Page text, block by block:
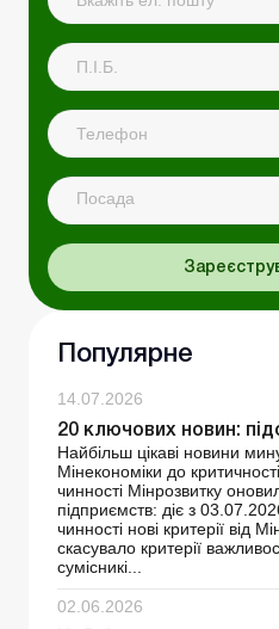
Посада
Популярне
14.07.2026
20 ключових новин:
Найбільш цікаві новини
Мінекономіки до
чинності Мінрозвитку
підприємств: діє з
чинності нові критерії від
скасувало критерії
сумісникі...
02.06.2026